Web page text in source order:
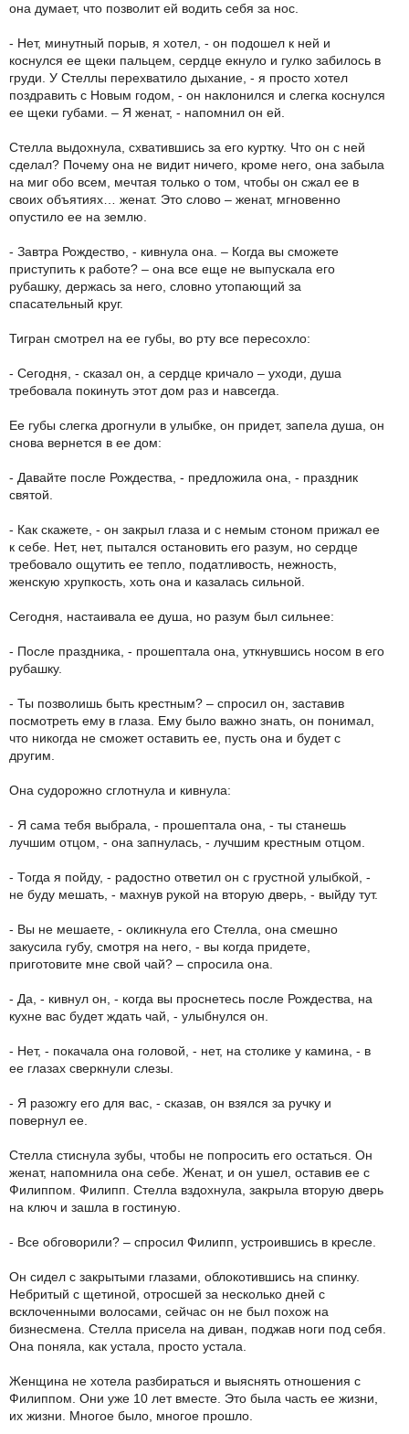
она думает, что позволит ей водить себя за нос.
- Нет, минутный порыв, я хотел, - он подошел к ней и
коснулся ее щеки пальцем, сердце екнуло и гулко забилось в
груди. У Стеллы перехватило дыхание, - я просто хотел
поздравить с Новым годом, - он наклонился и слегка коснулся
ее щеки губами. – Я женат, - напомнил он ей.
Стелла выдохнула, схватившись за его куртку. Что он с ней
сделал? Почему она не видит ничего, кроме него, она забыла
на миг обо всем, мечтая только о том, чтобы он сжал ее в
своих объятиях… женат. Это слово – женат, мгновенно
опустило ее на землю.
- Завтра Рождество, - кивнула она. – Когда вы сможете
приступить к работе? – она все еще не выпускала его
рубашку, держась за него, словно утопающий за
спасательный круг.
Тигран смотрел на ее губы, во рту все пересохло:
- Сегодня, - сказал он, а сердце кричало – уходи, душа
требовала покинуть этот дом раз и навсегда.
Ее губы слегка дрогнули в улыбке, он придет, запела душа, он
снова вернется в ее дом:
- Давайте после Рождества, - предложила она, - праздник
святой.
- Как скажете, - он закрыл глаза и с немым стоном прижал ее
к себе. Нет, нет, пытался остановить его разум, но сердце
требовало ощутить ее тепло, податливость, нежность,
женскую хрупкость, хоть она и казалась сильной.
Сегодня, настаивала ее душа, но разум был сильнее:
- После праздника, - прошептала она, уткнувшись носом в его
рубашку.
- Ты позволишь быть крестным? – спросил он, заставив
посмотреть ему в глаза. Ему было важно знать, он понимал,
что никогда не сможет оставить ее, пусть она и будет с
другим.
Она судорожно сглотнула и кивнула:
- Я сама тебя выбрала, - прошептала она, - ты станешь
лучшим отцом, - она запнулась, - лучшим крестным отцом.
- Тогда я пойду, - радостно ответил он с грустной улыбкой, -
не буду мешать, - махнув рукой на вторую дверь, - выйду тут.
- Вы не мешаете, - окликнула его Стелла, она смешно
закусила губу, смотря на него, - вы когда придете,
приготовите мне свой чай? – спросила она.
- Да, - кивнул он, - когда вы проснетесь после Рождества, на
кухне вас будет ждать чай, - улыбнулся он.
- Нет, - покачала она головой, - нет, на столике у камина, - в
ее глазах сверкнули слезы.
- Я разожгу его для вас, - сказав, он взялся за ручку и
повернул ее.
Стелла стиснула зубы, чтобы не попросить его остаться. Он
женат, напомнила она себе. Женат, и он ушел, оставив ее с
Филиппом. Филипп. Стелла вздохнула, закрыла вторую дверь
на ключ и зашла в гостиную.
- Все обговорили? – спросил Филипп, устроившись в кресле.
Он сидел с закрытыми глазами, облокотившись на спинку.
Небритый с щетиной, отросшей за несколько дней с
всклоченными волосами, сейчас он не был похож на
бизнесмена. Стелла присела на диван, поджав ноги под себя.
Она поняла, как устала, просто устала.
Женщина не хотела разбираться и выяснять отношения с
Филиппом. Они уже 10 лет вместе. Это была часть ее жизни,
их жизни. Многое было, многое прошло.